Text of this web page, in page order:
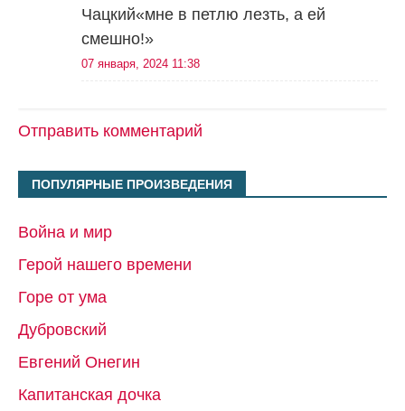
Чацкий«мне в петлю лезть, а ей
смешно!»
07 января, 2024 11:38
Отправить комментарий
ПОПУЛЯРНЫЕ ПРОИЗВЕДЕНИЯ
Война и мир
Герой нашего времени
Горе от ума
Дубровский
Евгений Онегин
Капитанская дочка